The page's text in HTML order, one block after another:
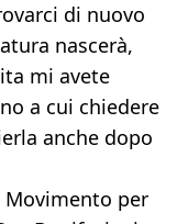
di nuovo
nascerà,
mi avete
a cui chiedere
anche dopo
per